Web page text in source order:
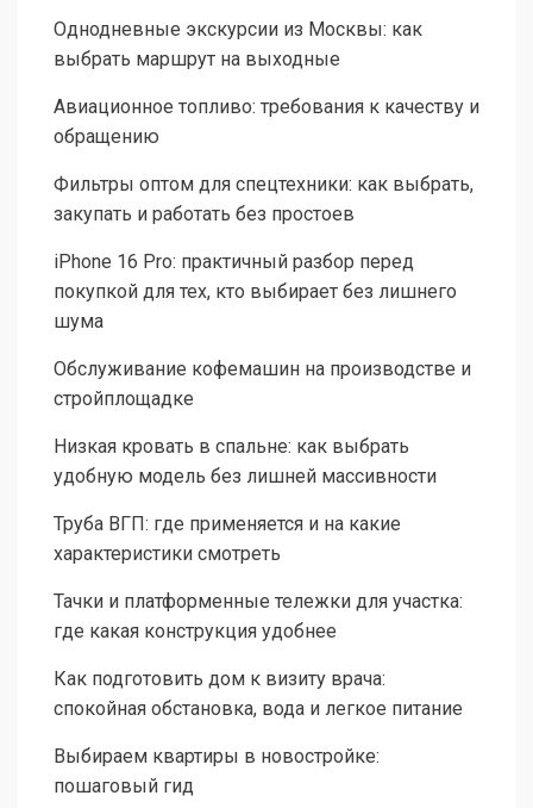
Однодневные экскурсии из Москвы: как
выбрать маршрут на выходные
Авиационное топливо: требования к качеству и
обращению
Фильтры оптом для спецтехники: как выбрать,
закупать и работать без простоев
iPhone 16 Pro: практичный разбор перед
покупкой для тех, кто выбирает без лишнего
шума
Обслуживание кофемашин на производстве и
стройплощадке
Низкая кровать в спальне: как выбрать
удобную модель без лишней массивности
Труба ВГП: где применяется и на какие
характеристики смотреть
Тачки и платформенные тележки для участка:
где какая конструкция удобнее
Как подготовить дом к визиту врача:
спокойная обстановка, вода и легкое питание
Выбираем квартиры в новостройке:
пошаговый гид